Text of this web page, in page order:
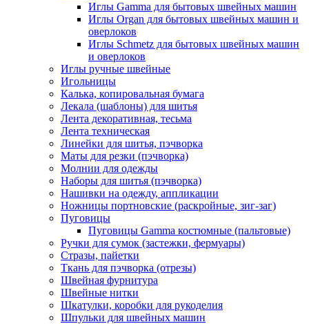
Иглы Gamma для бытовых швейных машин
Иглы Organ для бытовых швейных машин и
оверлоков
Иглы Schmetz для бытовых швейных машин
и оверлоков
Иглы ручные швейные
Игольницы
Калька, копировальная бумага
Лекала (шаблоны) для шитья
Лента декоративная, тесьма
Лента техническая
Линейки для шитья, пэчворка
Маты для резки (пэчворка)
Молнии для одежды
Наборы для шитья (пэчворка)
Нашивки на одежду, аппликации
Ножницы портновские (раскройные, зиг-заг)
Пуговицы
Пуговицы Gamma костюмные (пальтовые)
Ручки для сумок (застежки, фермуары)
Стразы, пайетки
Ткань для пэчворка (отрезы)
Швейная фурнитура
Швейные нитки
Шкатулки, коробки для рукоделия
Шпульки для швейных машин